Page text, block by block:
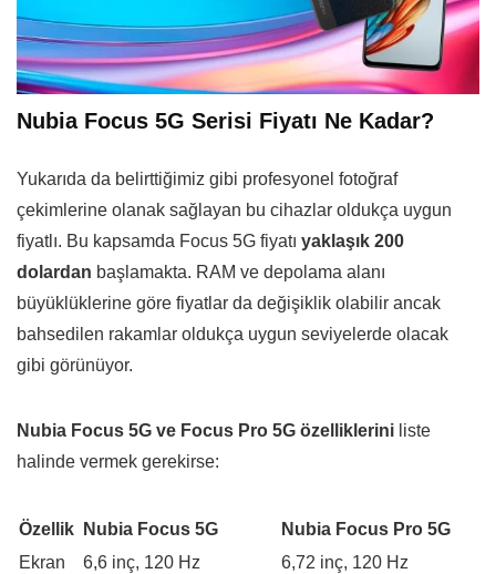
Nubia Focus 5G Serisi Fiyatı Ne Kadar?
Yukarıda da belirttiğimiz gibi profesyonel fotoğraf
çekimlerine olanak sağlayan bu cihazlar oldukça uygun
fiyatlı. Bu kapsamda Focus 5G fiyatı yaklaşık 200
dolardan başlamakta. RAM ve depolama alanı
büyüklüklerine göre fiyatlar da değişiklik olabilir ancak
bahsedilen rakamlar oldukça uygun seviyelerde olacak
gibi görünüyor.
Nubia Focus 5G ve Focus Pro 5G özelliklerini liste
halinde vermek gerekirse:
Özellik Nubia Focus 5G
Nubia Focus Pro 5G
Ekran
6,6 inç, 120 Hz
6,72 inç, 120 Hz